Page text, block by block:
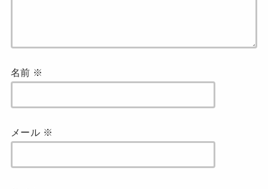
名前 ※
メール ※